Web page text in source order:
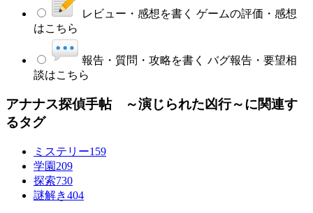
レビュー・感想を書く ゲームの評価・感想
はこちら
報告・質問・攻略を書く バグ報告・要望相
談はこちら
アナナス探偵手帖 ～演じられた凶行～に関連す
るタグ
ミステリー159
学園 209
探索730
謎解き404